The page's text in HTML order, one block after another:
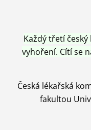
Každý třetí
vyhoření. Cítí se
Česká lékařská
fakultou